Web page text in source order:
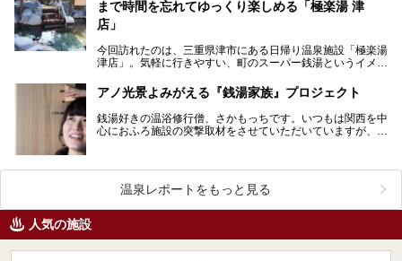
まで時間を忘れてゆっくり楽しめる「極楽湯 津
店」
今回訪れたのは、三重県津市にある日帰り温泉施設「極楽湯
津店」。気軽に行きやすい、町のスーパー銭湯というイメー
アノ光景よみがえる『銭湯家族』プロジェクト
銭湯好きの温浴修行僧、さかもっちです。いつもは関西を中
心におふろ施設の突撃取材をさせていただいていますが、今
温泉レポートをもっと見る
人気の施設